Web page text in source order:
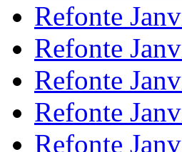
Refonte
Refonte
Refonte
Refonte
Refonte